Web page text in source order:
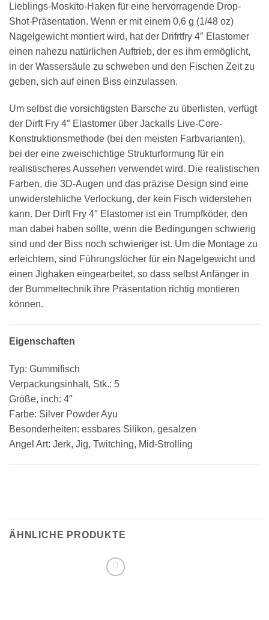
Lieblings-Moskito-Haken für eine hervorragende Drop-
Shot-Präsentation. Wenn er mit einem 0,6 g (1/48 oz)
Nagelgewicht montiert wird, hat der Drifrtfry 4″ Elastomer
einen nahezu natürlichen Auftrieb, der es ihm ermöglicht,
in der Wassersäule zu schweben und den Fischen Zeit zu
geben, sich auf einen Biss einzulassen.
Um selbst die vorsichtigsten Barsche zu überlisten, verfügt
der Dirft Fry 4″ Elastomer über Jackalls Live-Core-
Konstruktionsmethode (bei den meisten Farbvarianten),
bei der eine zweischichtige Strukturformung für ein
realistischeres Aussehen verwendet wird. Die realistischen
Farben, die 3D-Augen und das präzise Design sind eine
unwiderstehliche Verlockung, der kein Fisch widerstehen
kann. Der Dirft Fry 4″ Elastomer ist ein Trumpfköder, den
man dabei haben sollte, wenn die Bedingungen schwierig
sind und der Biss noch schwieriger ist. Um die Montage zu
erleichtern, sind Führungslöcher für ein Nagelgewicht und
einen Jighaken eingearbeitet, so dass selbst Anfänger in
der Bummeltechnik ihre Präsentation richtig montieren
können.
Eigenschaften
Typ: Gummifisch
Verpackungsinhalt, Stk.: 5
Größe, inch: 4″
Farbe: Silver Powder Ayu
Besonderheiten: essbares Silikon, gesalzen
Angel Art: Jerk, Jig, Twitching, Mid-Strolling
ÄHNLICHE PRODUKTE